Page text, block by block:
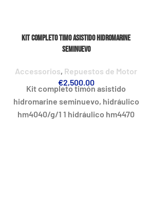
Kit completo Timo Asistido Hidromarine
Seminuevo
Accessorios, Repuestos de Motor
€2,500.00
Kit completo timón asistido
hidromarine seminuevo, hidráulico
hm4040/g/1 1 hidráulico hm4470